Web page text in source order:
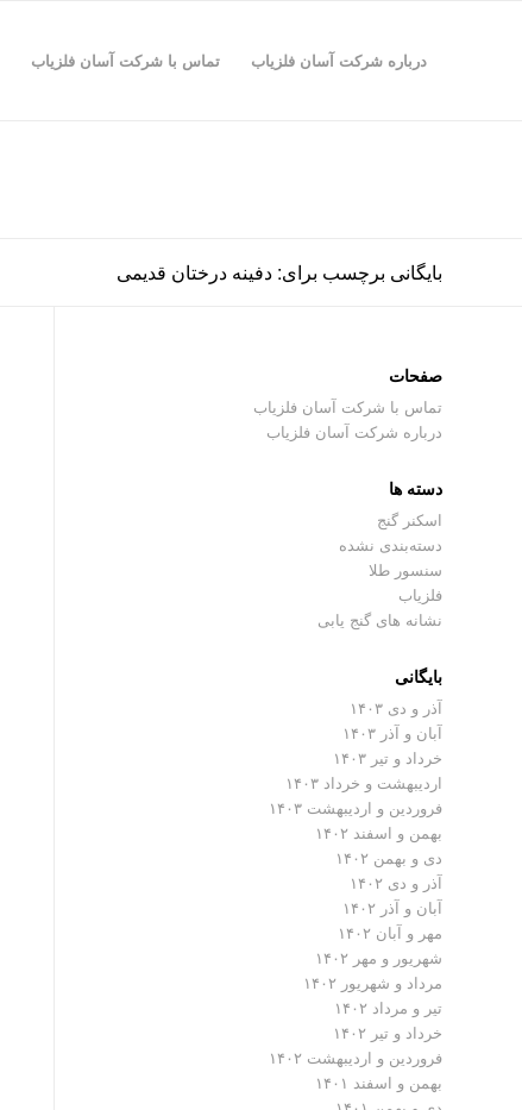
درباره شرکت آسان فلزیاب تماس با شرکت آسان فلزیاب
بایگانی برچسب برای: دفینه درختان قدیمی
صفحات
تماس با شرکت آسان فلزیاب
درباره شرکت آسان فلزیاب
دسته ها
اسکنر گنج
دسته‌بندی نشده
سنسور طلا
فلزیاب
نشانه های گنج یابی
بایگانی
آذر و دی ۱۴۰۳
آبان و آذر ۱۴۰۳
خرداد و تیر ۱۴۰۳
اردیبهشت و خرداد ۱۴۰۳
فروردین و اردیبهشت ۱۴۰۳
بهمن و اسفند ۱۴۰۲
دی و بهمن ۱۴۰۲
آذر و دی ۱۴۰۲
آبان و آذر ۱۴۰۲
مهر و آبان ۱۴۰۲
شهریور و مهر ۱۴۰۲
مرداد و شهریور ۱۴۰۲
تیر و مرداد ۱۴۰۲
خرداد و تیر ۱۴۰۲
فروردین و اردیبهشت ۱۴۰۲
بهمن و اسفند ۱۴۰۱